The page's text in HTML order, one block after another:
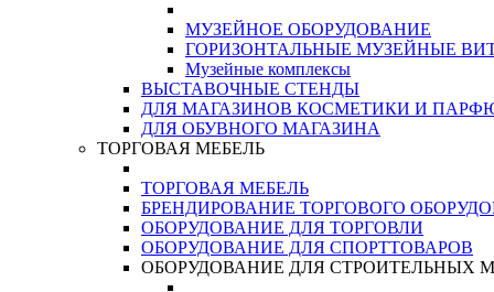
МУЗЕЙНОЕ ОБОРУДОВАНИЕ
ГОРИЗОНТАЛЬНЫЕ МУЗЕЙНЫЕ
Музейные комплексы
ВЫСТАВОЧНЫЕ СТЕНДЫ
ДЛЯ МАГАЗИНОВ КОСМЕТИКИ И
ДЛЯ ОБУВНОГО МАГАЗИНА
ТОРГОВАЯ МЕБЕЛЬ
ТОРГОВАЯ МЕБЕЛЬ
БРЕНДИРОВАНИЕ ТОРГОВОГО
ОБОРУДОВАНИЕ ДЛЯ ТОРГОВЛИ
ОБОРУДОВАНИЕ ДЛЯ СПОРТТОВАРОВ
ОБОРУДОВАНИЕ ДЛЯ СТРОИТЕЛЬНЫХ